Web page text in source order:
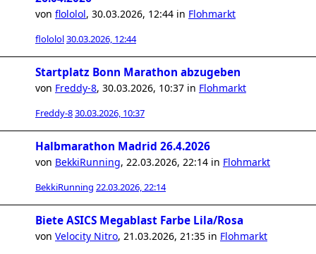
von flololol, 30.03.2026, 12:44 in Flohmarkt
flololol30.03.2026, 12:44
Startplatz Bonn Marathon abzugeben
von Freddy-8, 30.03.2026, 10:37 in Flohmarkt
Freddy-830.03.2026, 10:37
Halbmarathon Madrid 26.4.2026
von BekkiRunning, 22.03.2026, 22:14 in Flohmarkt
BekkiRunning 22.03.2026, 22:14
Biete ASICS Megablast Farbe Lila/Rosa
von Velocity Nitro, 21.03.2026, 21:35 in Flohmarkt